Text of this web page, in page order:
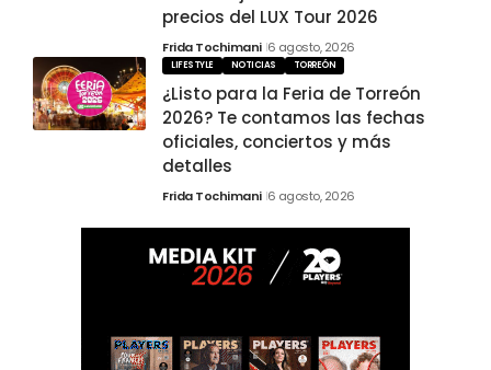
precios del LUX Tour 2026
Frida Tochimani 6 agosto, 2026
LIFESTYLE NOTICIAS TORREÓN
¿Listo para la Feria de Torreón
2026? Te contamos las fechas
oficiales, conciertos y más
detalles
Frida Tochimani 6 agosto, 2026